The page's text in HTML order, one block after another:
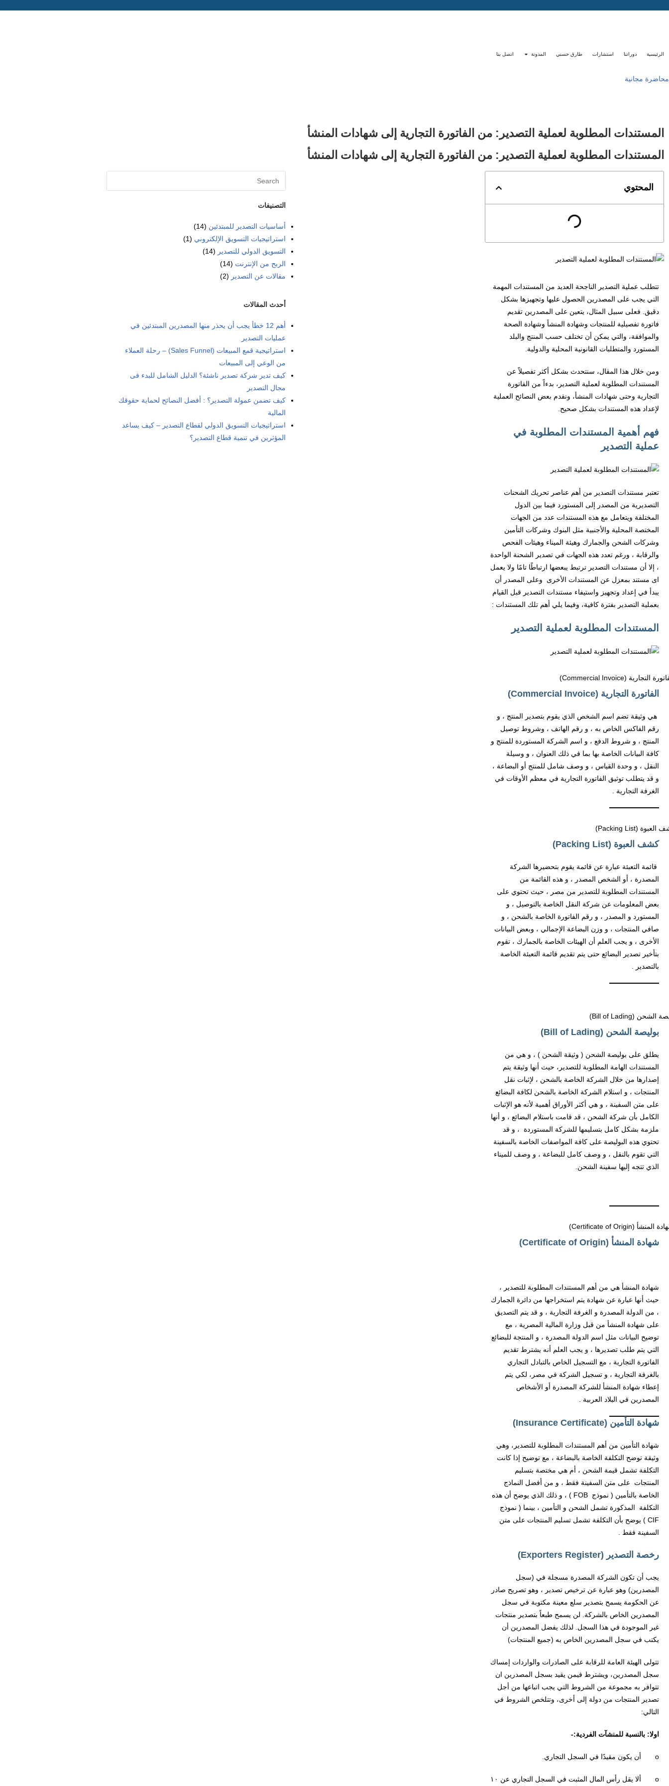
الرئيسية دوراتنا استشارات طارق حسني المدونة اتصل بنا
محاضرة مجانية
المستندات المطلوبة لعملية التصدير: من الفاتورة التجارية إلى شهادات المنشأ
المستندات المطلوبة لعملية التصدير: من الفاتورة التجارية إلى شهادات المنشأ
المحتوي
تتطلب عملية التصدير الناجحة العديد من المستندات المهمة
التي يجب على المصدرين الحصول عليها وتجهيزها بشكل
دقيق. فعلى سبيل المثال، يتعين على المصدرين تقديم
فاتورة تفصيلية للمنتجات وشهادة المنشأ وشهادة الصحة
والموافقة، والتي يمكن أن تختلف حسب المنتج والبلد
المستورد والمتطلبات القانونية المحلية والدولية.
ومن خلال هذا المقال، سنتحدث بشكل أكثر تفصيلاً عن
المستندات المطلوبة لعملية التصدير، بدءاً من الفاتورة
التجارية وحتى شهادات المنشأ، ونقدم بعض النصائح العملية
لإعداد هذه المستندات بشكل صحيح.
فهم أهمية المستندات المطلوبة في
عملية التصدير
تعتبر مستندات التصدير من أهم عناصر تحريك الشحنات
التصديرية من المصدر إلى المستورد فيما بين الدول
المختلفة ويتعامل مع هذه المستندات عدد من الجهات
المختصة المحلية والأجنبية مثل البنوك وشركات التأمين
وشركات الشحن والجمارك وهيئة الميناء وهيئات الفحص
والرقابة ، ورغم تعدد هذه الجهات في تصدير الشحنة الواحدة
، إلا أن مستندات التصدير ترتبط يبعضها ارتباطًا تامًا ولا يعمل
اى مستند بمعزل عن المستندات الأخرى وعلى المصدر أن
يبدأ في إعداد وتجهيز واستيفاء مستندات التصدير قبل القيام
بعملية التصدير بفترة كافية، وفيما يلي أهم تلك المستندات :
المستندات المطلوبة لعملية التصدير
الفاتورة التجارية (Commercial Invoice)
هي وثيقة تضم اسم الشخص الذي يقوم بتصدير المنتج ، و
رقم الفاكس الخاص به ، و رقم الهاتف ، وشروط توصيل
المنتج ، و شروط الدفع ، و اسم الشركة المستوردة للمنتج و
كافة البيانات الخاصة بها بما في ذلك العنوان ، و وسيلة
النقل ، و وحدة القياس ، و وصف شامل للمنتج أو البضاعة ،
و قد يتطلب توثيق الفاتورة التجارية في معظم الأوقات في
الغرفة التجارية .
كشف العبوة (Packing List)
قائمة التعبئة عبارة عن قائمة يقوم بتحضيرها الشركة
المصدرة ، أو الشخص المصدر ، و هذه القائمة من
المستندات المطلوبة للتصدير من مصر ، حيث تحتوي على
بعض المعلومات عن شركة النقل الخاصة بالتوصيل ، و
المستورد و المصدر ، و رقم الفاتورة الخاصة بالشحن ، و
صافي المنتجات ، و وزن البضاعة الإجمالي ، وبعض البيانات
الأخرى ، و يجب العلم أن الهيئات الخاصة بالجمارك ، تقوم
بتأخير تصدير البضائع حتى يتم تقديم قائمة التعبئة الخاصة
بالتصدير .
بوليصة الشحن (Bill of Lading)
يطلق على بوليصة الشحن ( وثيقة الشحن ) ، و هي من
المستندات الهامة المطلوبة للتصدير، حيث أنها وثيقة يتم
إصدارها من خلال الشركة الخاصة بالشحن ، لإثبات نقل
المنتجات ، و استلام الشركة الخاصة بالشحن لكافة البضائع
على متن السفينة ، و هي أكثر الأوراق أهمية لأنه هو الإثبات
الكامل بأن شركة الشحن ، قد قامت باستلام البضائع ، و أنها
ملزمة بشكل كامل بتسليمها للشركة المستوردة ، و قد
تحتوي هذه البوليصة على كافة المواصفات الخاصة بالسفينة
التي تقوم بالنقل ، و وصف كامل للبضاعة ، و وصف للميناء
الذي تتجه إليها سفينة الشحن.
شهادة المنشأ (Certificate of Origin)
شهادة المنشأ هي من أهم المستندات المطلوبة للتصدير ،
حيث أنها عبارة عن شهادة يتم استخراجها من دائرة الجمارك
، من الدولة المصدرة و الغرفة التجارية ، و قد يتم التصديق
على شهادة المنشأ من قبل وزارة المالية المصرية ، مع
توضيح البيانات مثل اسم الدولة المصدرة ، و المنتجة للبضائع
التي يتم طلب تصديرها ، و يجب العلم أنه يشترط تقديم
الفاتورة التجارية ، مع التسجيل الخاص بالتبادل التجاري
بالغرفة التجارية ، و تسجيل الشركة في مصر، لكي يتم
إعطاء شهادة المنشأ للشركة المصدرة أو الأشخاص
المصدرين في البلاد العربية .
شهادة التأمين (Insurance Certificate)
شهادة التأمين من أهم المستندات المطلوبة للتصدير، وهي
وثيقة توضح التكلفة الخاصة بالبضاعة ، مع توضيح إذا كانت
التكلفة تشمل قيمة الشحن ، أم هي مختصة بتسليم
المنتجات على متن السفينة فقط ، و من أفضل النماذج
الخاصة بالتأمين ( نموذج FOB ) ، و ذلك الذي يوضح أن هذه
التكلفة المذكورة تشمل الشحن و التأمين ، بينما ( نموذج
CIF ) يوضح بأن التكلفة تشمل تسليم المنتجات على متن
السفينة فقط .
رخصة التصدير (Exporters Register)
يجب أن تكون الشركة المصدرة مسجلة في (سجل
المصدرين) وهو عبارة عن ترخيص تصدير ، وهو تصريح صادر
عن الحكومة يسمح بتصدير سلع معينة مكتوبة في سجل
المصدرين الخاص بالشركة. لن يسمح طبعاً بتصدير منتجات
غير الموجودة في هذا السجل. لذلك يفضل المصدرين أن
يكتب في سجل المصدرين الخاص به (جميع المنتجات)
تتولى الهيئة العامة للرقابة على الصادرات والواردات إمساك
سجل المصدرين، ويشترط فيمن يقيد بسجل المصدرين ان
تتوافر به مجموعة من الشروط التي يجب اتباعها من أجل
تصدير المنتجات من دولة إلى أخرى، وتتلخص الشروط في
التالي:
اولا: بالنسبة للمنشآت الفردية:-
o أن يكون مقيدًا في السجل التجاري.
o ألا يقل رأس المال المثبت في السجل التجاري عن ١٠
التصنيفات
أساسيات التصدير للمبتدئين (14)
استراتيجيات التسويق الإلكتروني (1)
التسويق الدولي للتصدير (14)
الربح من الإنترنت (14)
مقالات عن التصدير (2)
أحدث المقالات
أهم 12 خطأ يجب أن يحذر منها المصدرين المبتدئين في
عمليات التصدير
استراتيجية قمع المبيعات (Sales Funnel) – رحلة العملاء
من الوعي إلى المبيعات
كيف تدير شركة تصدير ناشئة؟ الدليل الشامل للبدء فى
مجال التصدير
كيف تضمن عمولة التصدير؟ : أفضل النصائح لحماية حقوقك
المالية
استراتيجيات التسويق الدولي لقطاع التصدير – كيف يساعد
المؤثرين في تنمية قطاع التصدير؟